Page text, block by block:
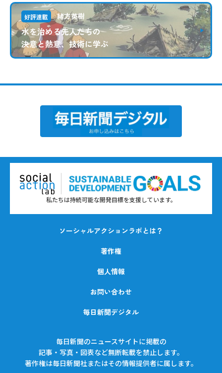
好評連載 緒方英樹
水を治める先人たちの
決意と熱意、技術に学ぶ
私たちは持続可能な開発目標を支援しています。
ソーシャルアクションラボとは？
著作権
個人情報
お問い合わせ
毎日新聞デジタル
毎日新聞のニュースサイトに掲載の
記事・写真・図表など無断転載を禁止します。
著作権は毎日新聞社またはその情報提供者に属します。